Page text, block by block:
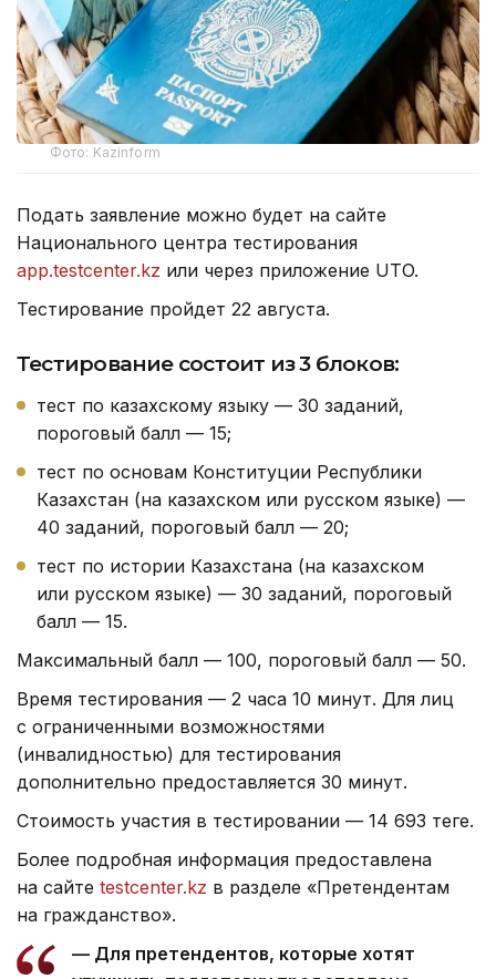
Фото: Kazinform
Подать заявление можно будет на сайте
Национального центра тестирования
app.testcenter.kz или через приложение UTO.
Тестирование пройдет 22 августа.
Тестирование состоит из 3 блоков:
тест по казахскому языку — 30 заданий,
пороговый балл — 15;
тест по основам Конституции Республики
Казахстан (на казахском или русском языке) —
40 заданий, пороговый балл — 20;
тест по истории Казахстана (на казахском
или русском языке) — 30 заданий, пороговый
балл — 15.
Максимальный балл — 100, пороговый балл — 50.
Время тестирования — 2 часа 10 минут. Для лиц
с ограниченными возможностями
(инвалидностью) для тестирования
дополнительно предоставляется 30 минут.
Стоимость участия в тестировании — 14 693 теңге.
Более подробная информация предоставлена
на сайте testcenter.kz в разделе «Претендентам
на гражданство».
— Для претендентов, которые хотят